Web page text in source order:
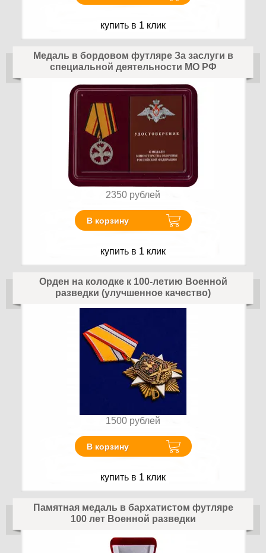
купить в 1 клик
Медаль в бордовом футляре За заслуги в
специальной деятельности МО РФ
2350 рублей
В корзину
купить в 1 клик
Орден на колодке к 100-летию Военной
разведки (улучшенное качество)
1500 рублей
В корзину
купить в 1 клик
Памятная медаль в бархатистом футляре
100 лет Военной разведки